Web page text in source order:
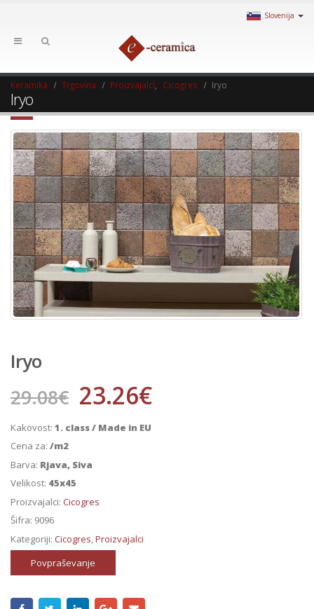
Slovenija
Keramika Trgovina Proizvajalci Cicogres Iryo
Iryo
Iryo
29.08€ 23.26€
Kakovost: 1. class / Made in EU
Cena za: /m2
Barva: Rjava, Siva
Velikost: 45x45
Proizvajalci: Cicogres
Šifra: 9096
Kategoriji: Cicogres,Proizvajalci
Povpraševanje